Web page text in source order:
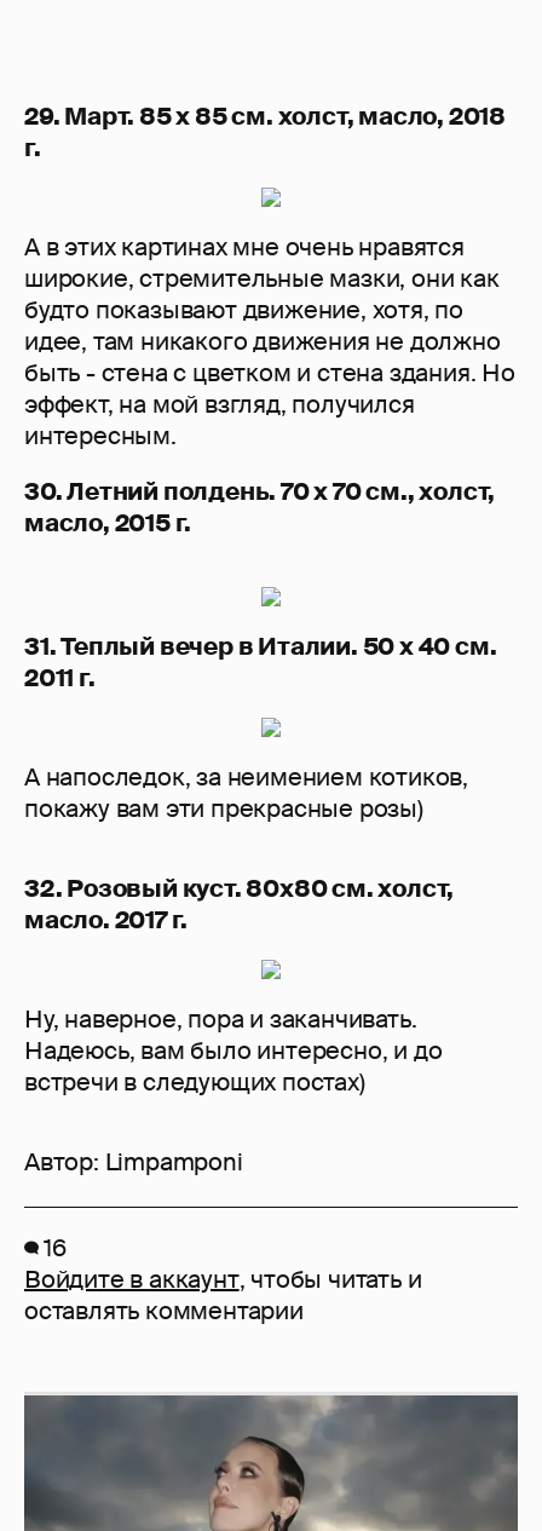
29. Март. 85 х 85 см. холст, масло, 2018
г.
А в этих картинах мне очень нравятся
широкие, стремительные мазки, они как
будто показывают движение, хотя, по
идее, там никакого движения не должно
быть - стена с цветком и стена здания. Но
эффект, на мой взгляд, получился
интересным.
30. Летний полдень. 70 х 70 см., холст,
масло, 2015 г.
31. Теплый вечер в Италии. 50 х 40 см.
2011 г.
А напоследок, за неимением котиков,
покажу вам эти прекрасные розы)
32. Розовый куст. 80х80 см. холст,
масло. 2017 г.
Ну, наверное, пора и заканчивать.
Надеюсь, вам было интересно, и до
встречи в следующих постах)
Автор: Limpamponi
16
Войдите в аккаунт, чтобы читать и
оставлять комментарии